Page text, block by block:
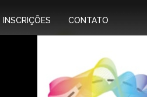
INSCRIÇÕES CONTATO